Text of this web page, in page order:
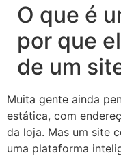
O que é
por que
de um
Muita gente ainda
estática, com
da loja. Mas um site
uma plataforma